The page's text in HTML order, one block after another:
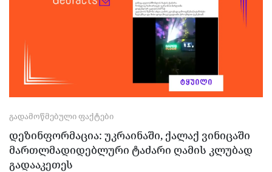
ᲒᲐᲓᲐᲛᲝᲬᲛᲔᲑᲣᲚᲘ ᲤᲐᲥᲢᲔᲑᲘ
დეზინფორმაცია: უკრაინაში, ქალაქ ვინიცაში
მართლმადიდებლური ტაძარი ღამის კლუბად
გადააკეთეს